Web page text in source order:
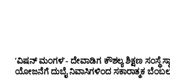
‘ವಿಷನ್ ಮಂಗಳ’- ದೇವಾಡಿಗ ಕೌಶಲ್ಯ ಶಿಕ್ಷಣ ಸಂಸ್ಥೆ
ಯೋಜನೆಗೆ ದುಬೈ ನಿವಾಸಿಗಳಿಂದ ಸಕಾರಾತ್ಮಕ